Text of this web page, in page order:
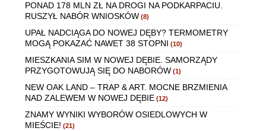
PONAD 178 MLN ZŁ NA DROGI NA PODKARPACIU.
RUSZYŁ NABÓR WNIOSKÓW (8)
UPAŁ NADCIĄGA DO NOWEJ DĘBY? TERMOMETRY
MOGĄ POKAZAĆ NAWET 38 STOPNI (10)
MIESZKANIA SIM W NOWEJ DĘBIE. SAMORZĄDY
PRZYGOTOWUJĄ SIĘ DO NABORÓW (1)
NEW OAK LAND – TRAP & ART. MOCNE BRZMIENIA
NAD ZALEWEM W NOWEJ DĘBIE (12)
ZNAMY WYNIKI WYBORÓW OSIEDLOWYCH W
MIEŚCIE! (21)